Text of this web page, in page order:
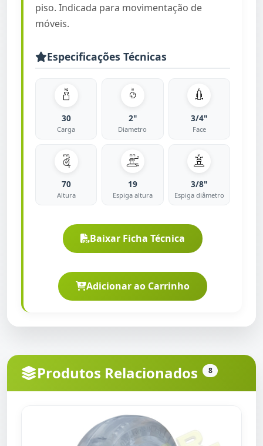
piso. Indicada para movimentação de
móveis.
Especificações Técnicas
30
Carga
2"
Diametro
3/4"
Face
70
Altura
19
Espiga altura
3/8"
Espiga diâmetro
Baixar Ficha Técnica
Adicionar ao Carrinho
Produtos Relacionados 8